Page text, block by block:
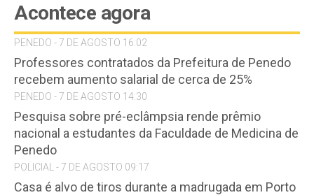
Acontece agora
PENEDO - 7 DE AGOSTO 16:02
Professores contratados da Prefeitura de Penedo
recebem aumento salarial de cerca de 25%
PENEDO - 7 DE AGOSTO 14:30
Pesquisa sobre pré-eclâmpsia rende prêmio
nacional a estudantes da Faculdade de Medicina de
Penedo
POLICIAL - 7 DE AGOSTO 09:17
Casa é alvo de tiros durante a madrugada em Porto